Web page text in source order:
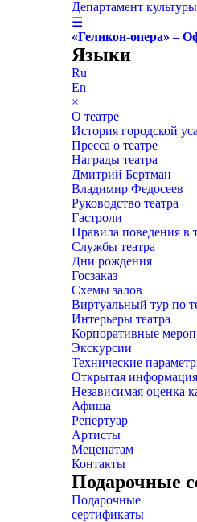
Департамент
☰
«Геликон-опера» –
Языки
Ru
En
×
О театре
История городской
Пресса о театре
Награды театра
Дмитрий Бертман
Владимир Федосеев
Руководство театра
Гастроли
Правила поведения в
Службы театра
Дни рождения
Госзаказ
Схемы залов
Виртуальный тур по
Интерьеры театра
Корпоративные
Экскурсии
Технические
Открытая информация
Независимая оценка
Афиша
Репертуар
Артисты
Меценатам
Контакты
Подарочные
Подарочные
сертификаты